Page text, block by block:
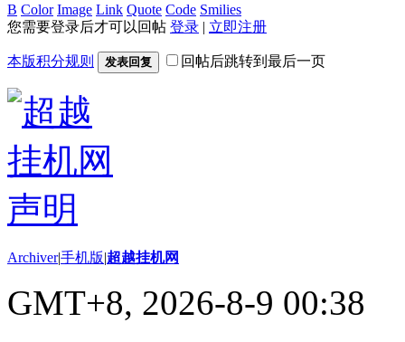
B Color Image Link Quote Code Smilies
您需要登录后才可以回帖 登录 | 立即注册
本版积分规则 发表回复 回帖后跳转到最后一页
Archiver|手机版|超越挂机网
GMT+8, 2026-8-9 00:38